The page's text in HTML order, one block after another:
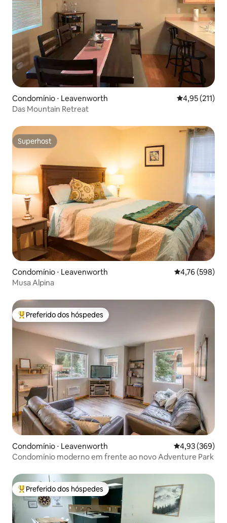
Condomínio ⋅ Leavenworth 4,95 de uma
4,95 (211)
Das Mountain Retreat
Superhost
Superhost
Condomínio ⋅ Leavenworth 4,76 de uma
4,76 (598)
Musa Alpina
Entre os melhores preferidos dos hóspedes
Preferido dos hóspedes
Condomínio ⋅ Leavenworth 4,93 de uma
4,93 (369)
Condomínio moderno em frente ao novo Adventure Park
Entre os melhores preferidos dos hóspedes
Preferido dos hóspedes